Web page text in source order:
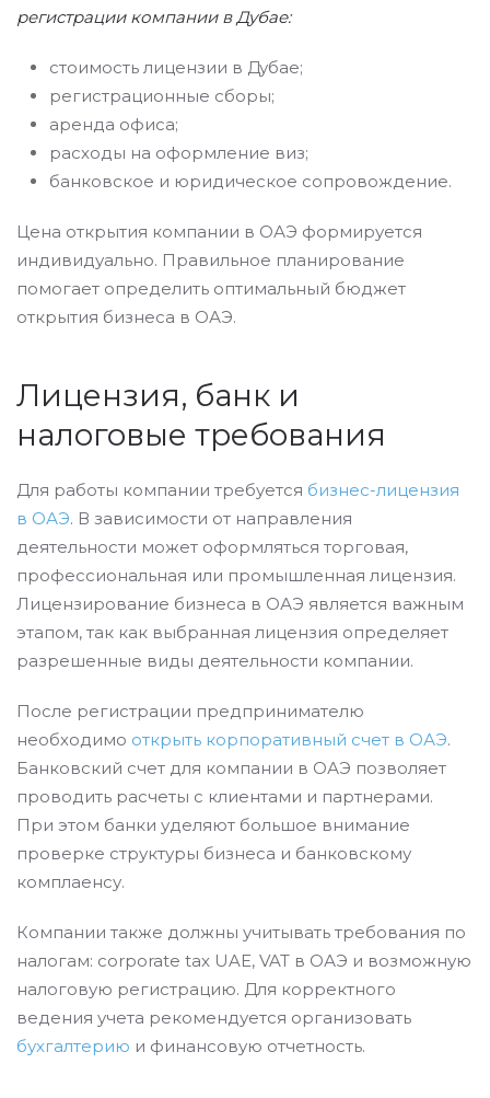
регистрации компании в Дубае:
стоимость лицензии в Дубае;
регистрационные сборы;
аренда офиса;
расходы на оформление виз;
банковское и юридическое сопровождение.
Цена открытия компании в ОАЭ формируется
индивидуально. Правильное планирование
помогает определить оптимальный бюджет
открытия бизнеса в ОАЭ.
Лицензия, банк и
налоговые требования
Для работы компании требуется бизнес-лицензия
в ОАЭ. В зависимости от направления
деятельности может оформляться торговая,
профессиональная или промышленная лицензия.
Лицензирование бизнеса в ОАЭ является важным
этапом, так как выбранная лицензия определяет
разрешенные виды деятельности компании.
После регистрации предпринимателю
необходимо открыть корпоративный счет в ОАЭ.
Банковский счет для компании в ОАЭ позволяет
проводить расчеты с клиентами и партнерами.
При этом банки уделяют большое внимание
проверке структуры бизнеса и банковскому
комплаенсу.
Компании также должны учитывать требования по
налогам: corporate tax UAE, VAT в ОАЭ и возможную
налоговую регистрацию. Для корректного
ведения учета рекомендуется организовать
бухгалтерию и финансовую отчетность.